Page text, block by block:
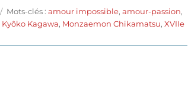
Étiquettes
Mots-clés :amour impossible,amour-passion,
Kyôko Kagawa, Monzaemon Chikamatsu,XVIIe